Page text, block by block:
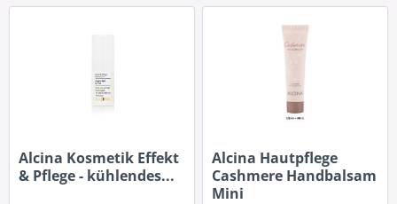
Alcina Kosmetik Effekt
& Pflege - kühlendes...
Alcina Hautpflege
Cashmere Handbalsam
Mini